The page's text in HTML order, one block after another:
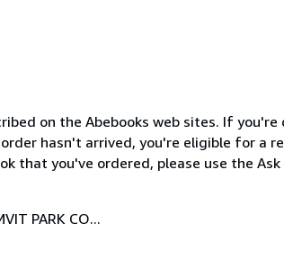
on the Abebooks web sites. If
hasn't arrived, you're eligible for a
that you've ordered, please use the
PARK CO...